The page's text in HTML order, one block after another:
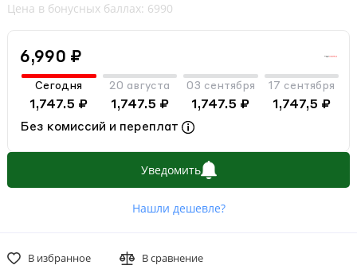
Цена в бонусных баллах: 6990
6,990 ₽
Сегодня
1,747.5 ₽
20 августа
1,747.5 ₽
03 сентября
1,747.5 ₽
17 сентября
1,747,5 ₽
Без комиссий и переплат
Уведомить
Нашли дешевле?
В избранное В сравнение